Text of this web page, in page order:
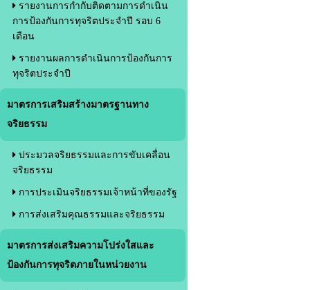
รายงานการกำกับติดตามการดำเนิน
การป้องกันการทุจริตประจำปี รอบ 6
เดือน
รายงานผลการดำเนินการป้องกันการ
ทุจริตประจำปี
มาตรการเสริมสร้างมาตรฐานทาง
จริยธรรม
ประมวลจริยธรรมและการขับเคลื่อน
จริยธรรม
การประเมินจริยธรรมเจ้าหน้าที่ของรัฐ
การส่งเสริมคุณธรรมและจริยธรรม
มาตรการส่งเสริมความโปร่งใสและ
ป้องกันการทุจริตภายในหน่วยงาน